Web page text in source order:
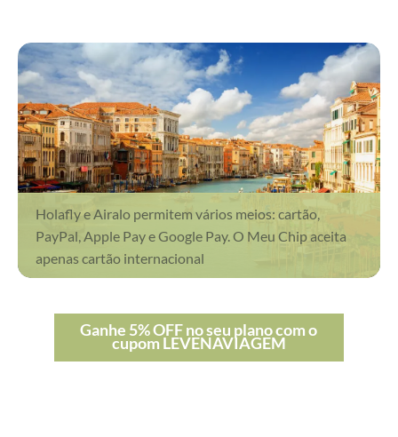
Holafly e Airalo permitem vários meios: cartão,
PayPal, Apple Pay e Google Pay. O Meu Chip aceita
apenas cartão internacional
Ganhe 5% OFF no seu plano com o
cupom LEVENAVIAGEM